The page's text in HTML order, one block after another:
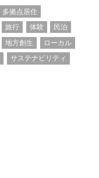
多拠点居住
旅行 体験
民泊
地方創生
ローカル
サステナビリティ